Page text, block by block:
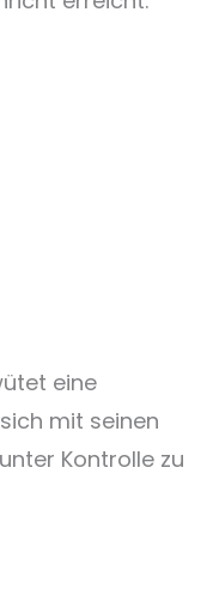
eine
mit seinen
Kontrolle zu